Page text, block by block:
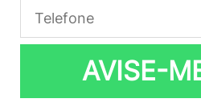
AVISE-